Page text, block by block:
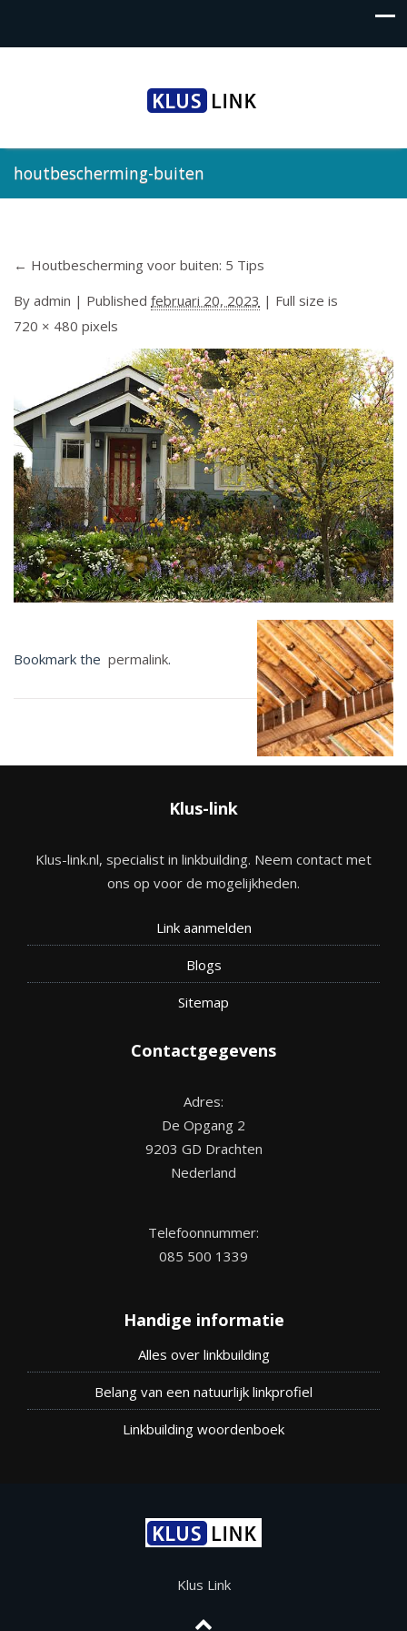
houtbescherming-buiten
← Houtbescherming voor buiten: 5 Tips
By admin | Published februari 20, 2023 | Full size is
720 × 480 pixels
Bookmark the permalink.
Klus-link
Klus-link.nl, specialist in linkbuilding. Neem contact met
ons op voor de mogelijkheden.
Link aanmelden
Blogs
Sitemap
Contactgegevens
Adres:
De Opgang 2
9203 GD Drachten
Nederland
Telefoonnummer:
085 500 1339
Handige informatie
Alles over linkbuilding
Belang van een natuurlijk linkprofiel
Linkbuilding woordenboek
Klus Link